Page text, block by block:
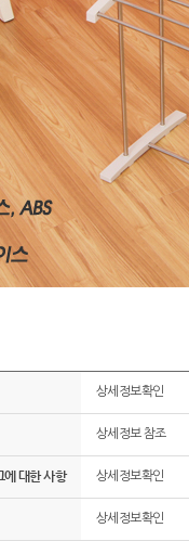
상세정보확인
상세정보 참조
에 대한 사항 상세정보확인
상세정보확인